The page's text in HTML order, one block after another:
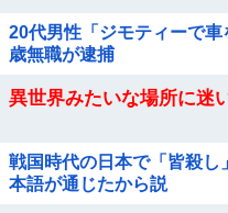
20代男性「ジモティーで
歳無職が逮捕
異世界みたいな場所に迷
戦国時代の日本で「皆殺し
本語が通じたから説